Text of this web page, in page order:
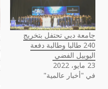
جامعة دبي تحتفل بتخريج
240 طالبا وطالبة دفعة
اليوبيل الفضي
23 مايو، 2022
في "أخبار عالمية"